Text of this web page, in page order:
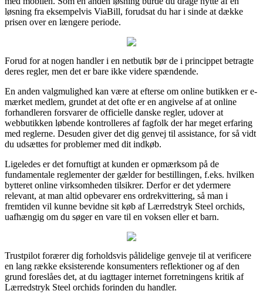
løsning fra eksempelvis ViaBill, forudsat du har i sinde at dække
prisen over en længere periode.
Forud for at nogen handler i en netbutik bør de i princippet betragte
deres regler, men det er bare ikke videre spændende.
En anden valgmulighed kan være at efterse om online butikken er e-
mærket medlem, grundet at det ofte er en angivelse af at online
forhandleren forsvarer de officielle danske regler, udover at
webbutikken løbende kontrolleres af fagfolk der har meget erfaring
med reglerne. Desuden giver det dig genvej til assistance, for så vidt
du udsættes for problemer med dit indkøb.
Ligeledes er det fornuftigt at kunden er opmærksom på de
fundamentale reglementer der gælder for bestillingen, f.eks. hvilken
bytteret online virksomheden tilsikrer. Derfor er det ydermere
relevant, at man altid opbevarer ens ordrekvittering, så man i
fremtiden vil kunne bevidne sit køb af Lærredstryk Steel orchids,
uafhængig om du søger en vare til en voksen eller et barn.
Trustpilot forærer dig forholdsvis pålidelige genveje til at verificere
en lang række eksisterende konsumenters reflektioner og af den
grund foreslåes det, at du iagttager internet forretningens kritik af
Lærredstryk Steel orchids forinden du handler.